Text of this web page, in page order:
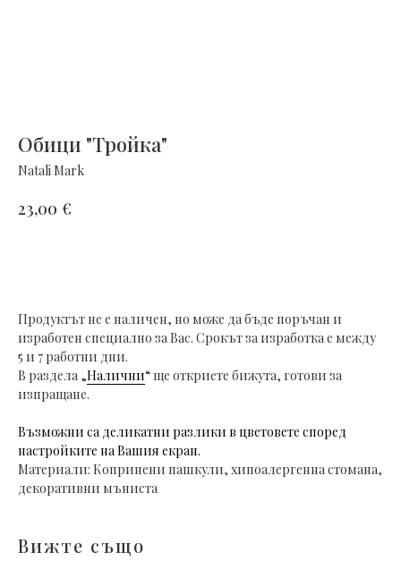
Обици "Тройка"
Natali Mark
23,00 €
Продуктът не е наличен, но може да бъде поръчан и
изработен специално за Вас. Срокът за изработка е между
5 и 7 работни дни.
В раздела „Налични“ ще откриете бижута, готови за
изпращане.
Възможни са деликатни разлики в цветовете според
настройките на Вашия екран.
Материали: Копринени пашкули, хипоалергенна стомана,
декоративни мъниста
Вижте също